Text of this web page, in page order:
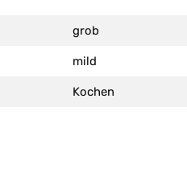
grob
mild
Kochen